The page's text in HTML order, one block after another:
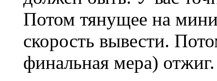
Потом тянущее на
скорость вывести.
финальная мера) отжиг.